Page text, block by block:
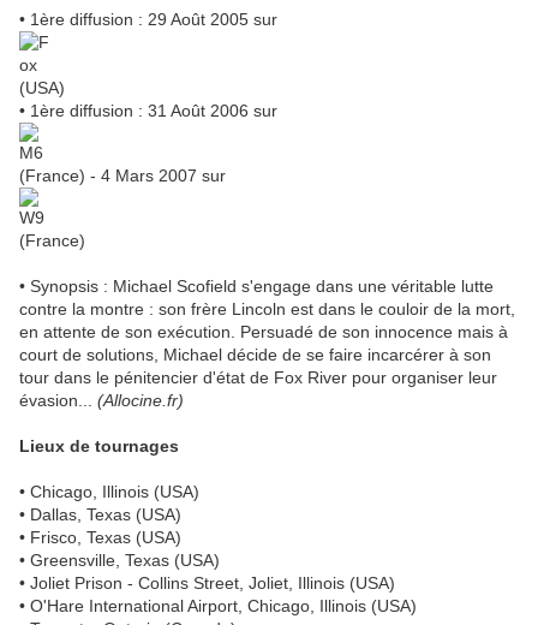
• 1ère diffusion : 29 Août 2005 sur
(USA)
• 1ère diffusion : 31 Août 2006 sur
(France) - 4 Mars 2007 sur
(France)
• Synopsis : Michael Scofield s'engage dans une véritable lutte
contre la montre : son frère Lincoln est dans le couloir de la mort,
en attente de son exécution. Persuadé de son innocence mais à
court de solutions, Michael décide de se faire incarcérer à son
tour dans le pénitencier d'état de Fox River pour organiser leur
évasion... (Allocine.fr)
Lieux de tournages
• Chicago, Illinois (USA)
• Dallas, Texas (USA)
• Frisco, Texas (USA)
• Greensville, Texas (USA)
• Joliet Prison - Collins Street, Joliet, Illinois (USA)
• O'Hare International Airport, Chicago, Illinois (USA)